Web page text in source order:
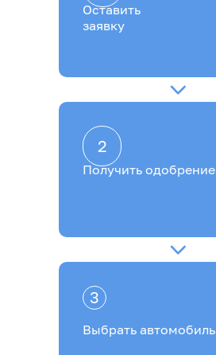
Выбрать автомобиль
3
Получить одобрение
2
Оставить
заявку